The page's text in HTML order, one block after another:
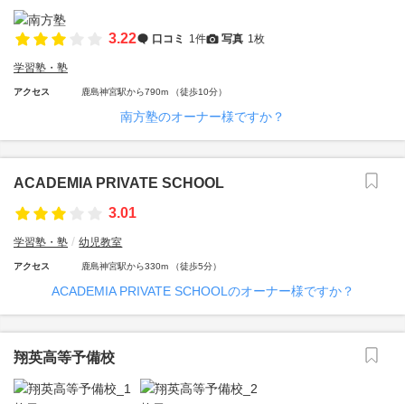
3.22 口コミ 1件 写真 1枚
学習塾・塾
アクセス 鹿島神宮駅から790m （徒歩10分）
南方塾のオーナー様ですか？
ACADEMIA PRIVATE SCHOOL
3.01
学習塾・塾 幼児教室
アクセス 鹿島神宮駅から330m （徒歩5分）
ACADEMIA PRIVATE SCHOOLのオーナー様ですか？
翔英高等予備校